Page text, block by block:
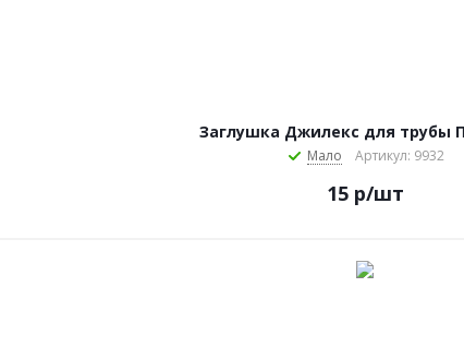
Заглушка Джилекс для трубы
Мало Артикул: 9932
15р/шт